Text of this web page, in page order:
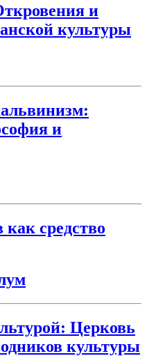
и
культуры
и
средство
Церковь
культуры